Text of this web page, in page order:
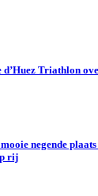
d’Huez Triathlon
negende
rij